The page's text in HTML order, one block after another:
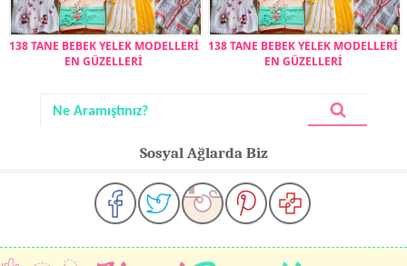
138 TANE BEBEK YELEK MODELLERİ
EN GÜZELLERİ
138 TANE BEBEK YELEK MODELLERİ
EN GÜZELLERİ
Sosyal Ağlarda Biz